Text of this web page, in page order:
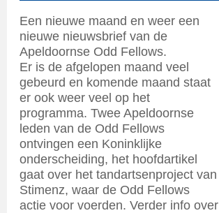
Een nieuwe maand en weer een
nieuwe nieuwsbrief van de
Apeldoornse Odd Fellows.
Er is de afgelopen maand veel
gebeurd en komende maand staat
er ook weer veel op het
programma. Twee Apeldoornse
leden van de Odd Fellows
ontvingen een Koninklijke
onderscheiding, het hoofdartikel
gaat over het tandartsenproject van
Stimenz, waar de Odd Fellows
actie voor voerden. Verder info over